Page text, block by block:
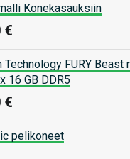
Konekasauksiin
€
Technology FURY Beast
16 GB DDR5
€
pelikoneet